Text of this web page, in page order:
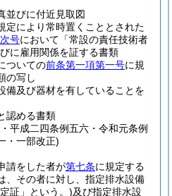
並びに付近見取図
定により常時置くこととされた
次号において「常設の責任技術者
に雇用関係を証する書類
ついての前条第一項第一号に規
の写し
備及び器材を有していることを
認める書類
平成二四条例五六・令和元条例
・一部改正)
請をした者が第七条に規定する
、その者に対し、指定排水設備
証」という。)及び指定排水設